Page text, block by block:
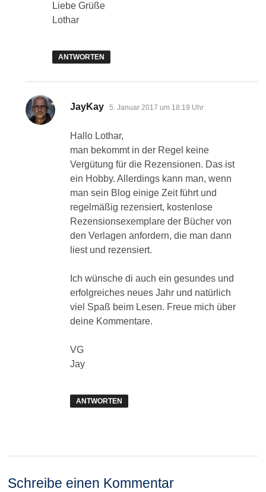
Liebe Grüße
Lothar
ANTWORTEN
JayKay sagt:
5. Januar 2017 um 18:19 Uhr
Hallo Lothar,
man bekommt in der Regel keine
Vergütung für die Rezensionen. Das ist
ein Hobby. Allerdings kann man, wenn
man sein Blog einige Zeit führt und
regelmäßig rezensiert, kostenlose
Rezensionsexemplare der Bücher von
den Verlagen anfordern, die man dann
liest und rezensiert.
Ich wünsche di auch ein gesundes und
erfolgreiches neues Jahr und natürlich
viel Spaß beim Lesen. Freue mich über
deine Kommentare.
VG
Jay
ANTWORTEN
Schreibe einen Kommentar